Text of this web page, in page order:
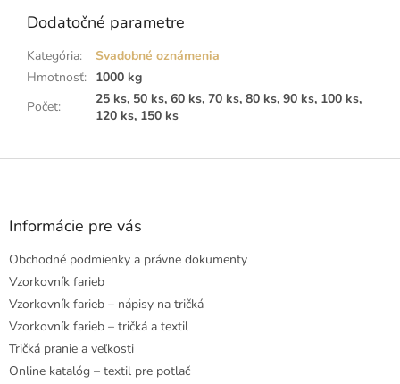
Dodatočné parametre
Kategória:
Svadobné oznámenia
Hmotnosť: 1000 kg
Počet:
25 ks, 50 ks, 60 ks, 70 ks, 80 ks, 90 ks, 100 ks,
120 ks, 150 ks
Z
Informácie pre vás
Obchodné podmienky a právne dokumenty
Vzorkovník farieb
Vzorkovník farieb – nápisy na tričká
Vzorkovník farieb – tričká a textil
Tričká pranie a veľkosti
Online katalóg – textil pre potlač